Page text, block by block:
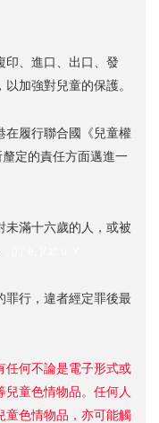
、進口、出口、發
加強對兒童的保護。
履行聯合國《兒童權
定的責任方面邁進一
滿十六歲的人，或被
行，違者經定罪後最
任何不論是電子形式或
童色情物品。任何人
童色情物品，亦可能觸